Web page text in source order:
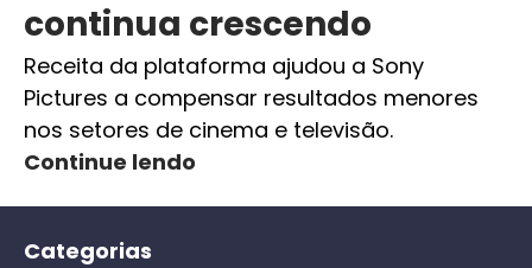
continua crescendo
Receita da plataforma ajudou a Sony
Pictures a compensar resultados menores
nos setores de cinema e televisão.
Continue lendo
Categorias